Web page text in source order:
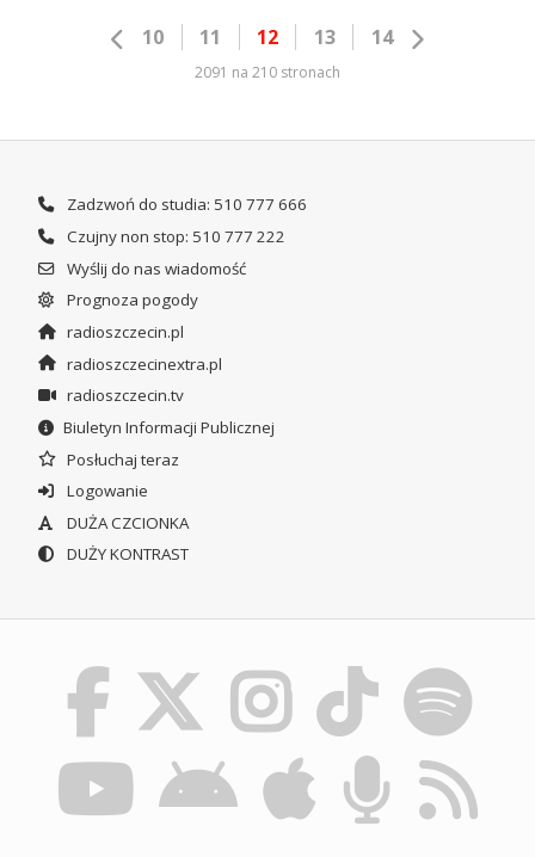
10 11 12 13 14
2091 na 210 stronach
Zadzwoń do studia: 510 777 666
Czujny non stop: 510 777 222
Wyślij do nas wiadomość
Prognoza pogody
radioszczecin.pl
radioszczecinextra.pl
radioszczecin.tv
Biuletyn Informacji Publicznej
Posłuchaj teraz
Logowanie
DUŻA CZCIONKA
DUŻY KONTRAST